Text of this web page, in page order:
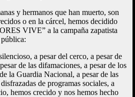
y hermanos que han muerto, son
o en la cárcel, hemos decidido
VIVE” a la campaña zapatista
a pesar del cerco, a pesar de
de las difamaciones, a pesar de los
la Guardia Nacional, a pesar de las
de programas sociales, a
hemos crecido y nos hemos hecho